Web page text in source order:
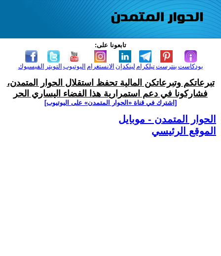
تابعونا على:
الفيسبوك التويتر اليوتيوب الانستغرام لينكدإن تيلكرامبنترست بودكاست
تبرعاتكم وتبرعاتكن المالية تحفظ استقلال الحوار المتمدن،
فشاركونا في دعم استمرارية هذا الفضاء اليساري الحر
[اشترك في قناة ‫«الحوار المتمدن» على اليوتيوب]
الحوار المتمدن - موبايل
الموقع الرئيسي